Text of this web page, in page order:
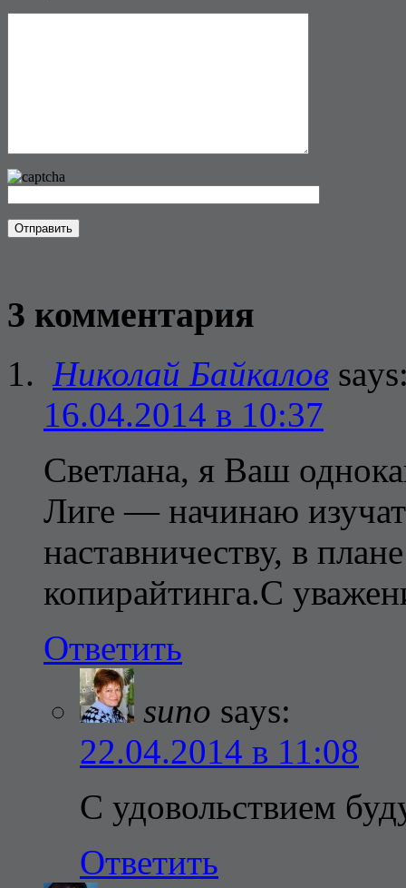
3 комментария
Николай Байкалов
16.04.2014 в 10:37
Светлана, я Ваш
Лиге — начинаю
наставничеству, в
копирайтинга.С
Ответить
suno says:
22.04.2014 в 11:08
С удовольствием
Ответить